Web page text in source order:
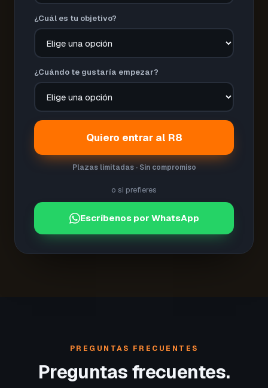
¿Cuál es tu objetivo?
¿Cuándo te gustaría empezar?
Quiero entrar al R8
Plazas limitadas · Sin compromiso
o si prefieres
Escríbenos por WhatsApp
PREGUNTAS FRECUENTES
Preguntas frecuentes.